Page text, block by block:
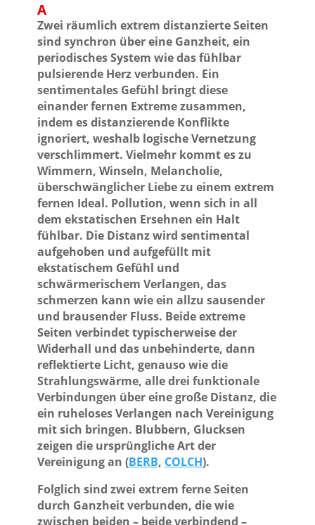
A
Zwei räumlich extrem distanzierte Seiten
sind synchron über eine Ganzheit, ein
periodisches System wie das fühlbar
pulsierende Herz verbunden. Ein
sentimentales Gefühl bringt diese
einander fernen Extreme zusammen,
indem es distanzierende Konflikte
ignoriert, weshalb logische Vernetzung
verschlimmert. Vielmehr kommt es zu
Wimmern, Winseln, Melancholie,
überschwänglicher Liebe zu einem extrem
fernen Ideal. Pollution, wenn sich in all
dem ekstatischen Ersehnen ein Halt
fühlbar. Die Distanz wird sentimental
aufgehoben und aufgefüllt mit
ekstatischem Gefühl und
schwärmerischem Verlangen, das
schmerzen kann wie ein allzu sausender
und brausender Fluss. Beide extreme
Seiten verbindet typischerweise der
Widerhall und das unbehinderte, dann
reflektierte Licht, genauso wie die
Strahlungswärme, alle drei funktionale
Verbindungen über eine große Distanz, die
ein ruheloses Verlangen nach Vereinigung
mit sich bringen. Blubbern, Glucksen
zeigen die ursprüngliche Art der
Vereinigung an (BERB, COLCH).
Folglich sind zwei extrem ferne Seiten
durch Ganzheit verbunden, die wie
zwischen beiden – beide verbindend –